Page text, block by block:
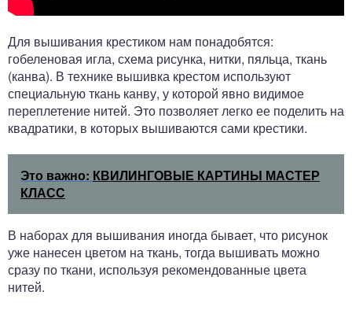
Для вышивания крестиком нам понадобятся:
гобеленовая игла, схема рисунка, нитки, пяльца, ткань
(канва). В технике вышивка крестом используют
специальную ткань канву, у которой явно видимое
переплетение нитей. Это позволяет легко ее поделить на
квадратики, в которых вышиваются сами крестики.
Это важно: КВИЛИНГОВЫЕ КАРТИНЫ МАСТЕР
КЛАСС
В наборах для вышивания иногда бывает, что рисунок
уже нанесен цветом на ткань, тогда вышивать можно
сразу по ткани, используя рекомендованные цвета
нитей.